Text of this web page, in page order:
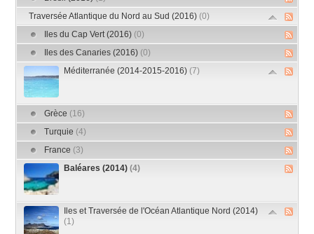
Traversée Atlantique du Nord au Sud (2016) (0)
Iles du Cap Vert (2016) (0)
Iles des Canaries (2016) (0)
Méditerranée (2014-2015-2016) (7)
Grèce (16)
Turquie (4)
France (3)
Baléares (2014)(4)
Iles et Traversée de l'Océan Atlantique Nord (2014)
(1)